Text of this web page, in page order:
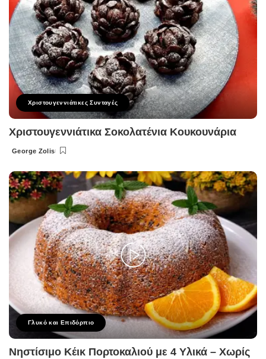
Χριστουγεννιάτικες Συνταγές
Χριστουγεννιάτικα Σοκολατένια Κουκουνάρια
Posted
George Zolis
Γλυκό και Επιδόρπιο
Νηστίσιμο Κέικ Πορτοκαλιού με 4 Υλικά – Χωρίς